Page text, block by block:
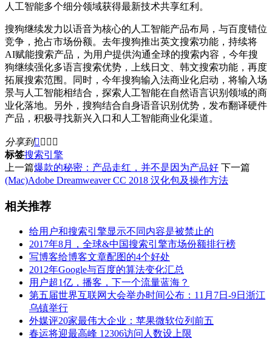
人工智能多个细分领域获得最新技术共享红利。
搜狗继续发力以语音为核心的人工智能产品布局，与百度错位
竞争，抢占市场份额。去年搜狗推出英文搜索功能，持续将
AI赋能搜索产品，为用户提供沟通全球的搜索内容，今年搜
狗继续强化多语言搜索优势，上线日文、韩文搜索功能，再度
拓展搜索范围。同时，今年搜狗输入法商业化启动，将输入场
景与人工智能相结合，探索人工智能在自然语言识别领域的商
业化落地。另外，搜狗结合自身语音识别优势，发布翻译硬件
产品，积极寻找新兴入口和人工智能商业化渠道。
分享到   
标签搜索引擎
上一篇爆款的秘密：产品走红，并不是因为产品好 下一篇
(Mac)Adobe Dreamweaver CC 2018 汉化包及操作方法
相关推荐
给用户和搜索引擎显示不同内容是被禁止的
2017年8月，全球&中国搜索引擎市场份额排行榜
写博客给博客文章配图的4个好处
2012年Google与百度的算法变化汇总
用户超1亿，播客，下一个流量蓝海？
第五届世界互联网大会举办时间公布：11月7日-9日浙江
乌镇举行
外媒评20家最伟大企业：苹果微软位列前五
春运将迎最高峰 12306访问人数设上限